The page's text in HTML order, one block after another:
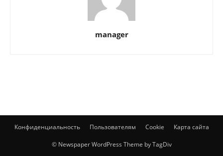
manager
Конфиденциальность Пользователям Cookie Карта сайта
© Newspaper WordPress Theme by TagDiv